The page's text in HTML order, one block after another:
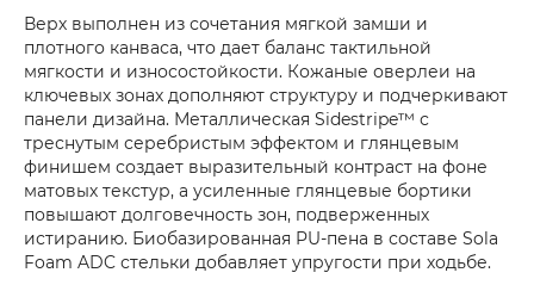
Верх выполнен из сочетания мягкой замши и
плотного канваса, что дает баланс тактильной
мягкости и износостойкости. Кожаные оверлеи на
ключевых зонах дополняют структуру и подчеркивают
панели дизайна. Металлическая Sidestripe™ с
треснутым серебристым эффектом и глянцевым
финишем создает выразительный контраст на фоне
матовых текстур, а усиленные глянцевые бортики
повышают долговечность зон, подверженных
истиранию. Биобазированная PU-пена в составе Sola
Foam ADC стельки добавляет упругости при ходьбе.